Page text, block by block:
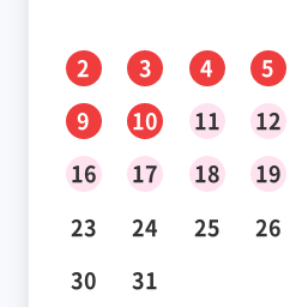
2
3 4 5
9
10 11 12
16
17 18 19
23
24 25 26
30
31